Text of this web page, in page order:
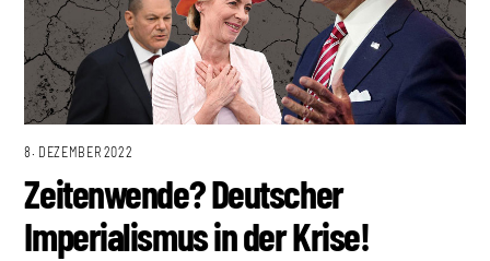
8. DEZEMBER 2022
Zeitenwende? Deutscher
Imperialismus in der Krise!